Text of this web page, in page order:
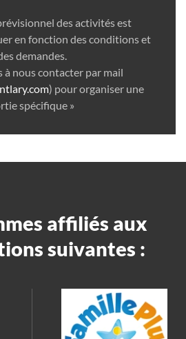
des activités est
en fonction des conditions et
demandes.
à nous contacter par mail
) pour organiser une
spécifique »
affiliés aux
suivantes :